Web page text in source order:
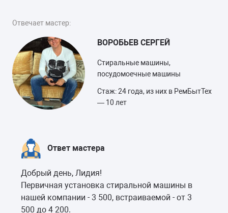
Отвечает мастер:
ВОРОБЬЕВ СЕРГЕЙ
Стиральные машины,
посудомоечные машины
Стаж: 24 года, из них в РемБытТех
— 10 лет
Ответ мастера
Добрый день, Лидия!
Первичная установка стиральной машины в
нашей компании - 3 500, встраиваемой - от 3
500 до 4 200.